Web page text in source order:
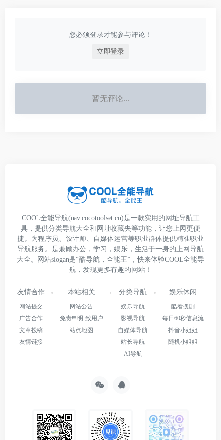
您必须登录才能参与评论！
立即登录
暂无评论...
COOL全能导航(nav.cocotoolset.cn)是一款实用的网址导航工
具，提供分类导航大全和网址收藏夹等功能，让您上网更便
捷。为程序员、设计师、自媒体运营等职业群体提供精准职业
导航服务。是兼顾办公，学习，娱乐，生活于一身的上网导航
大全。网站slogan是“酷导航，全能王”，快来体验COOL全能导
航，发现更多有趣的网站！
友情合作
网站提交
广告合作
文章投稿
友情链接
本站相关
网站公告
免责申明-致用户
站点地图
分类导航
娱乐导航
影视导航
自媒体导航
站长导航
AI导航
娱乐休闲
酷看搜剧
每日60秒信息流
抖音小姐姐
随机小姐姐